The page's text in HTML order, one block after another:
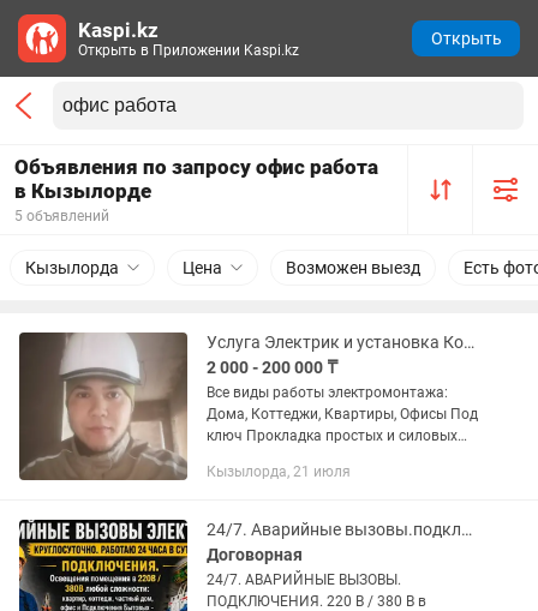
Объявления по запросу офис работа
в Кызылорде
5 объявлений
Кызылорда Цена Возможен выезд Есть
Услуга Электрик и установка Кондиционеров
2 000 - 200 000 ₸
Все виды работы электромонтажа:
Дома, Коттеджи, Квартиры, Офисы Под
ключ Прокладка простых и силовых
щитов. Установка автоматов ( от
Кызылорда, 21 июля
24/7. Аварийные вызовы.подключения. электрик.
Договорная
24/7. АВАРИЙНЫЕ ВЫЗОВЫ.
ПОДКЛЮЧЕНИЯ. 220 В / 380 В в
Kaspi.kz
Открыть в Приложении Kaspi.kz
Открыть